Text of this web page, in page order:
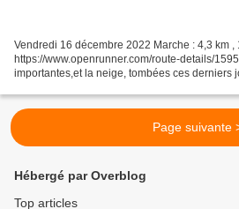
Vendredi 16 décembre 2022 Marche : 4,3 km ,
https://www.openrunner.com/route-details/
importantes,et la neige, tombées ces derniers
Page suivante
Hébergé par Overblog
Top articles